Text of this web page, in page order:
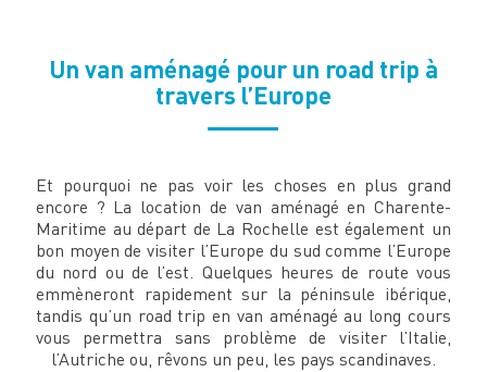
Un van aménagé pour un road trip à
travers l’Europe
Et pourquoi ne pas voir les choses en plus grand
encore ? La location de van aménagé en Charente-
Maritime au départ de La Rochelle est également un
bon moyen de visiter l’Europe du sud comme l’Europe
du nord ou de l’est. Quelques heures de route vous
emmèneront rapidement sur la péninsule ibérique,
tandis qu’un road trip en van aménagé au long cours
vous permettra sans problème de visiter l’Italie,
l’Autriche ou, rêvons un peu, les pays scandinaves.